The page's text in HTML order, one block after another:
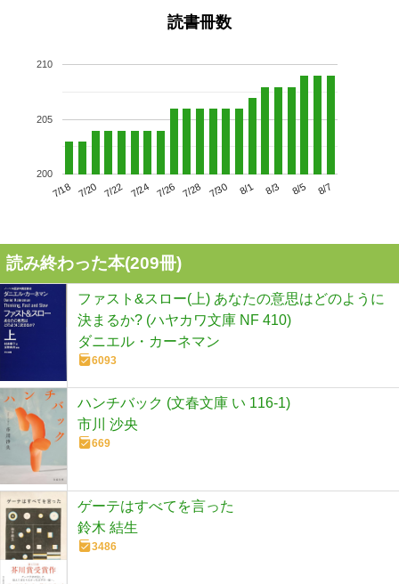
読書冊数
7/18 7/20 7/22 7/24 7/26 7/28 7/30 8/1 8/3 8/5 8/7
200
205
210
読み終わった本(209冊)
ファスト&スロー(上) あなたの意思はどのように
決まるか? (ハヤカワ文庫 NF 410)
ダニエル・カーネマン
6093
ハンチバック (文春文庫 い 116-1)
市川 沙央
669
ゲーテはすべてを言った
鈴木 結生
3486